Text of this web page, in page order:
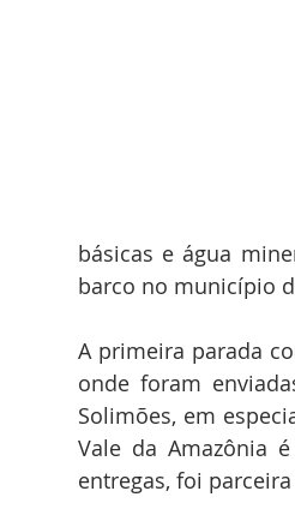
básicas e água
barco no município
A primeira parada
onde foram
Solimões, em
Vale da Amazônia
entregas, foi